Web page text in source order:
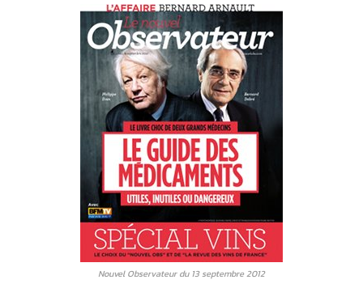
Nouvel Observateur du 13 septembre 2012